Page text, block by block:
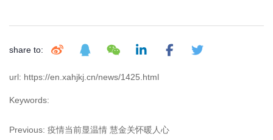
share to:
url: https://en.xahjkj.cn/news/1425.html
Keywords:
Previous: 疫情当前显温情 慧金关怀暖人心